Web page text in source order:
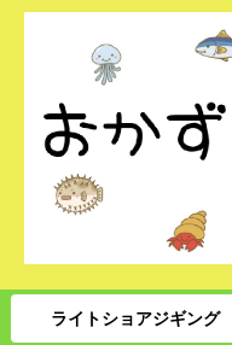
ライトショアジギング